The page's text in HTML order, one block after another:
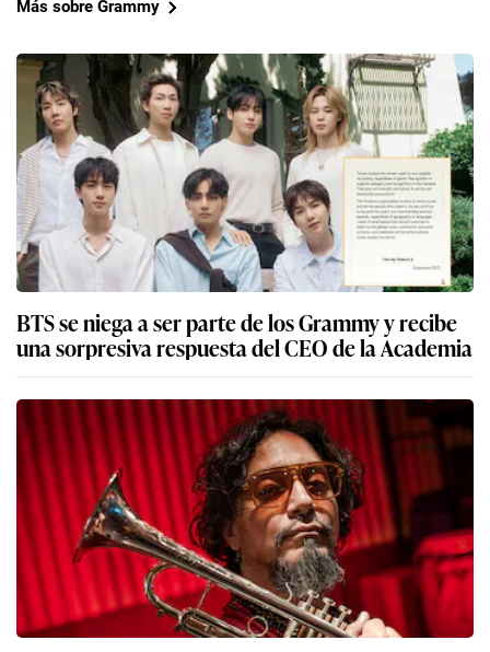
Más sobre Grammy
BTS se niega a ser parte de los Grammy y recibe
una sorpresiva respuesta del CEO de la Academia